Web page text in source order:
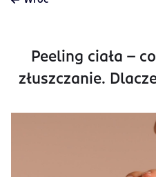
Peeling ciała -
złuszczanie.